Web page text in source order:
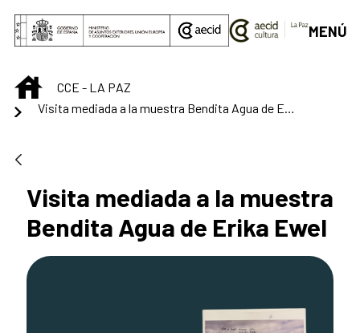
Saltar al contenido principal
MENÚ
INICIOCCE - LA PAZ
Visita mediada a la muestra Bendita Agua de Erika Ewel
Visita mediada a la muestra
Bendita Agua de Erika Ewel